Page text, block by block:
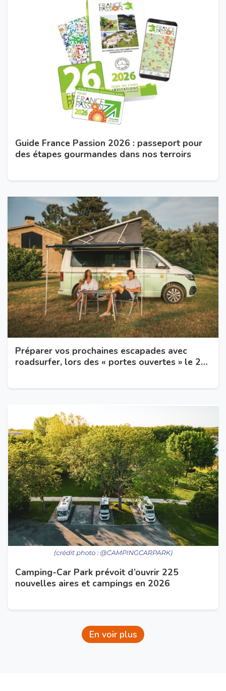
Guide France Passion 2026 : passeport pour
des étapes gourmandes dans nos terroirs
Préparer vos prochaines escapades avec
roadsurfer, lors des « portes ouvertes » le 21
Camping-Car Park prévoit d’ouvrir 225
nouvelles aires et campings en 2026
En voir plus